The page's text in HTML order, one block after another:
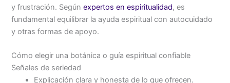
y frustración. Segúnexpertos en espiritualidad, es
fundamental equilibrar la ayuda espiritual con autocuidado
y otras formas de apoyo.
Cómo elegir una botánica o guía espiritual confiable
Señales de seriedad
Explicación clara y honesta de lo que ofrecen.